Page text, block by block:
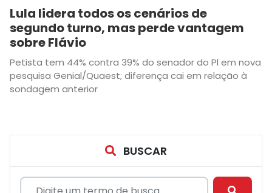
Lula lidera todos os cenários de
segundo turno, mas perde vantagem
sobre Flávio
Petista tem 44% contra 39% do senador do Pl em nova
pesquisa Genial/Quaest; diferença cai em relação à
sondagem anterior
BUSCAR